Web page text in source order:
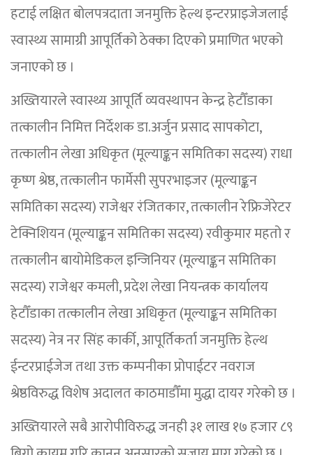
हटाई लक्षित बोलपत्रदाता जनमुक्ति हेल्थ इन्टरप्राइजेजलाई
स्वास्थ्य सामाग्री आपूर्तिको ठेक्का दिएको प्रमाणित भएको
जनाएको छ ।
अख्तियारले स्वास्थ्य आपूर्ति व्यवस्थापन केन्द्र हेटौँडाका
तत्कालीन निमित्त निर्देशक डा.अर्जुन प्रसाद सापकोटा,
तत्कालीन लेखा अधिकृत (मूल्याङ्कन समितिका सदस्य) राधा
कृष्ण श्रेष्ठ, तत्कालीन फार्मेसी सुपरभाइजर (मूल्याङ्कन
समितिका सदस्य) राजेश्वर रंजितकार, तत्कालीन रेफ्रिजेरेटर
टेक्निशियन (मूल्याङ्कन समितिका सदस्य) रवीकुमार महतो र
तत्कालीन बायोमेडिकल इन्जिनियर (मूल्याङ्कन समितिका
सदस्य) राजेश्वर कमली, प्रदेश लेखा नियन्त्रक कार्यालय
हेटौँडाका तत्कालीन लेखा अधिकृत (मूल्याङ्कन समितिका
सदस्य) नेत्र नर सिंह कार्की, आपूर्तिकर्ता जनमुक्ति हेल्थ
ईन्टरप्राईजेज तथा उक्त कम्पनीका प्रोपाईटर नवराज
श्रेष्ठविरुद्ध विशेष अदालत काठमाडौँमा मुद्धा दायर गरेको छ ।
अख्तियारले सबै आरोपीविरुद्ध जनही ३१ लाख १७ हजार ८९